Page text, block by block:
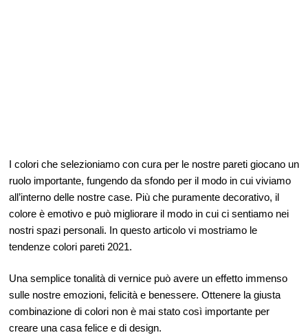
I colori che selezioniamo con cura per le nostre pareti giocano un
ruolo importante, fungendo da sfondo per il modo in cui viviamo
all’interno delle nostre case. Più che puramente decorativo, il
colore è emotivo e può migliorare il modo in cui ci sentiamo nei
nostri spazi personali. In questo articolo vi mostriamo le
tendenze colori pareti 2021.
Una semplice tonalità di vernice può avere un effetto immenso
sulle nostre emozioni, felicità e benessere. Ottenere la giusta
combinazione di colori non è mai stato così importante per
creare una casa felice e di design.